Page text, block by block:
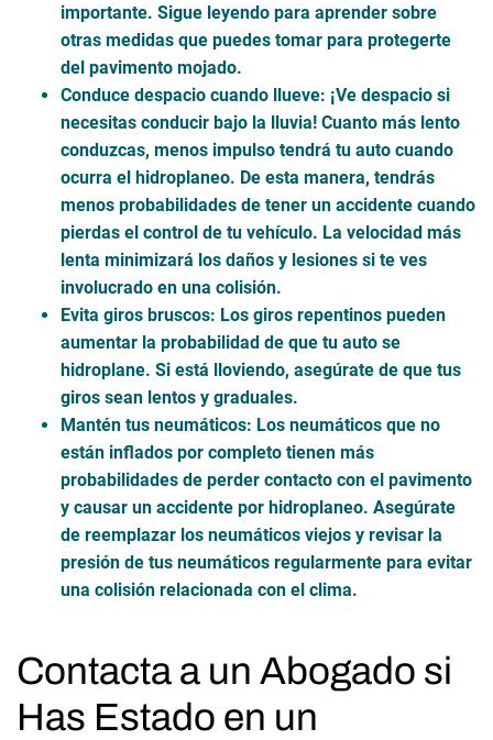
importante. Sigue leyendo para aprender sobre
otras medidas que puedes tomar para protegerte
del pavimento mojado.
Conduce despacio cuando llueve: ¡Ve despacio si
necesitas conducir bajo la lluvia! Cuanto más lento
conduzcas, menos impulso tendrá tu auto cuando
ocurra el hidroplaneo. De esta manera, tendrás
menos probabilidades de tener un accidente cuando
pierdas el control de tu vehículo. La velocidad más
lenta minimizará los daños y lesiones si te ves
involucrado en una colisión.
Evita giros bruscos: Los giros repentinos pueden
aumentar la probabilidad de que tu auto se
hidroplane. Si está lloviendo, asegúrate de que tus
giros sean lentos y graduales.
Mantén tus neumáticos: Los neumáticos que no
están inflados por completo tienen más
probabilidades de perder contacto con el pavimento
y causar un accidente por hidroplaneo. Asegúrate
de reemplazar los neumáticos viejos y revisar la
presión de tus neumáticos regularmente para evitar
una colisión relacionada con el clima.
Contacta a un Abogado si
Has Estado en un